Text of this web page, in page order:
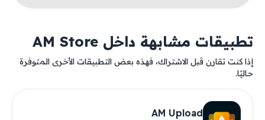
تطبيقات مشابهة داخل AM Store
إذا كنت تقارن قبل الاشتراك، فهذه بعض التطبيقات الأخرى المتوفرة
حاليًا.
AM Upload